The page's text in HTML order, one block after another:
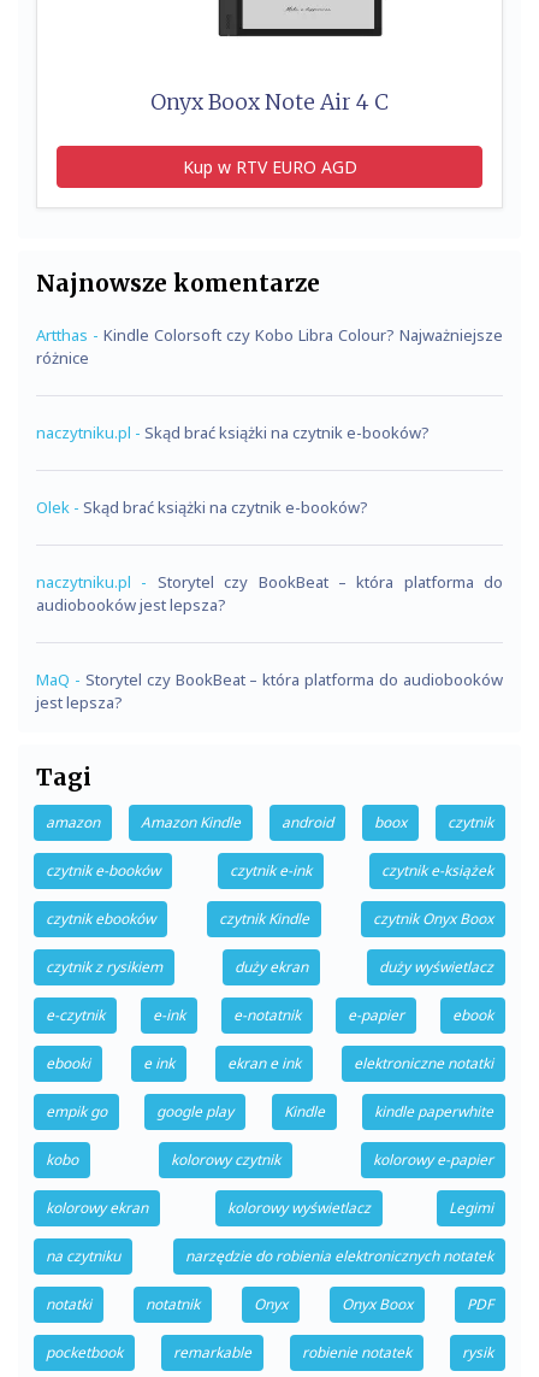
Onyx Boox Note Air 4 C
Kup w RTV EURO AGD
Najnowsze komentarze
Artthas - Kindle Colorsoft czy Kobo Libra Colour? Najważniejsze
różnice
naczytniku.pl - Skąd brać książki na czytnik e-booków?
Olek - Skąd brać książki na czytnik e-booków?
naczytniku.pl - Storytel czy BookBeat – która platforma do
audiobooków jest lepsza?
MaQ - Storytel czy BookBeat – która platforma do audiobooków
jest lepsza?
Tagi
amazon Amazon Kindle android boox czytnik
czytnik e-booków czytnik e-ink czytnik e-książek
czytnik ebooków czytnik Kindle czytnik Onyx Boox
czytnik z rysikiem duży ekran duży wyświetlacz
e-czytnik e-ink e-notatnik e-papier ebook
ebooki e ink ekran e ink elektroniczne notatki
empik go google play Kindle kindle paperwhite
kobo kolorowy czytnik kolorowy e-papier
kolorowy ekran kolorowy wyświetlacz Legimi
na czytniku narzędzie do robienia elektronicznych notatek
notatki notatnik Onyx Onyx Boox PDF
pocketbook remarkable robienie notatek rysik